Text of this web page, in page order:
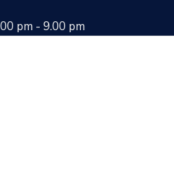
pm - 9.00 pm